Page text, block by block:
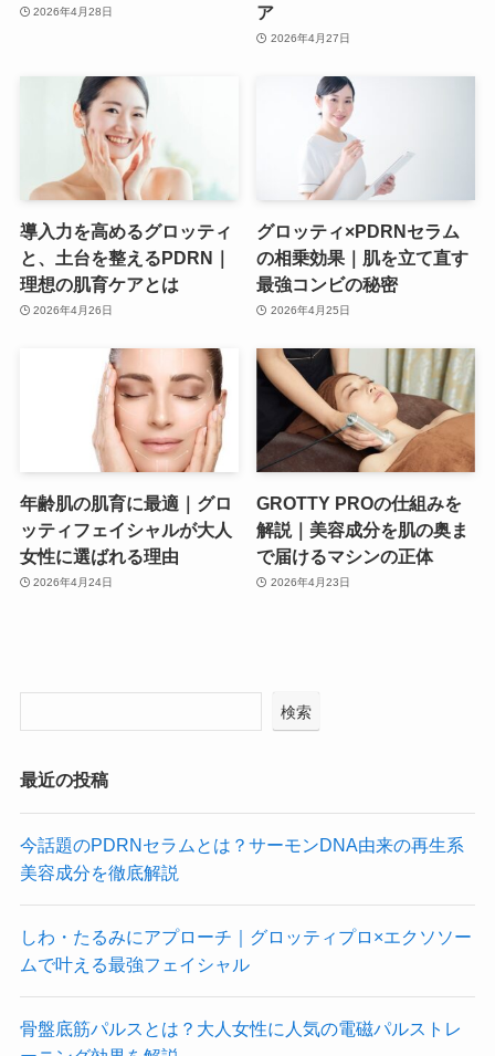
2026年4月28日
ア
2026年4月27日
導入力を高めるグロッティ
と、土台を整えるPDRN｜
理想の肌育ケアとは
2026年4月26日
グロッティ×PDRNセラム
の相乗効果｜肌を立て直す
最強コンビの秘密
2026年4月25日
年齢肌の肌育に最適｜グロ
ッティフェイシャルが大人
女性に選ばれる理由
2026年4月24日
GROTTY PROの仕組みを
解説｜美容成分を肌の奥ま
で届けるマシンの正体
2026年4月23日
検索
最近の投稿
今話題のPDRNセラムとは？サーモンDNA由来の再生系
美容成分を徹底解説
しわ・たるみにアプローチ｜グロッティプロ×エクソソー
ムで叶える最強フェイシャル
骨盤底筋パルスとは？大人女性に人気の電磁パルストレ